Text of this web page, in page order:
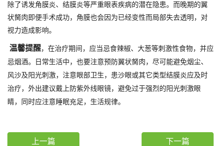
除了诱发角膜炎、结膜炎等严重眼表疾病的潜在隐患。而晚期的翼
状胬肉即便手术成功，角膜也会因为已经变性而局部失去透明，对
视力造成影响。
温馨提醒，在治疗期间，应当忌食辣椒、大葱等刺激性食物，并应
忌烟酒。日常生活中，也要注意预防翼状胬肉，尽可能避免烟尘、
风沙及阳光刺激，注意眼部卫生，患沙眼或其它类型结膜炎应及时
治疗，外出建议戴上防紫外线眼镜，避免过于强烈的阳光刺激眼
睛，同时应注意睡眠充足，生活规律。
上一篇 下一篇